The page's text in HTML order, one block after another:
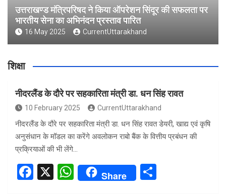
उत्तराखण्ड मंत्रिपरिषद ने किया ऑपरेशन सिंदूर की सफलता पर
भारतीय सेना का अभिनंदन प्रस्ताव पारित
16 May 2025 CurrentUttarakhand
शिक्षा
नीदरलैंड के दौरे पर सहकारिता मंत्री डा. धन सिंह रावत
10 February 2025 CurrentUttarakhand
नीदरलैंड के दौरे पर सहकारिता मंत्री डा. धन सिंह रावत डेयरी, खाद्य एवं कृषि
अनुसंधान के मॉडल का करेंगे अवलोकन राबो बैंक के वित्तीय प्रबंधन की
प्रक्रियाओं की भी लेंगे…
F
X
W
Share